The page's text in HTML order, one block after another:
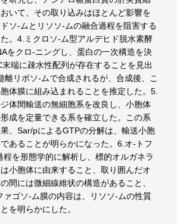
いて、その取り込みはほとんど影響を
ソ-ムとリソソ-ムの融合過程を阻害する
。4.ミクロソ-ム型アルデヒド脱水素酵
をクロ-ニングし、蛋白の一次構造を決
端に疎水性配列が存在することを見出
離リボソ-ムで合成されるが、合成後、こ
体膜に組み込まれることを推定した。5.
体間輸送の無細胞系を改良し、小胞体
成を定量できる系を確立した。この系
、Sar/pによるGTPの分解は、輸送小胞
あることが明らかになった。6.オ-トフ
程を形態学的に解析し、標的オルガネラ
小胞体に由来すること、取り囲んだオ
間には微細線維状の構造があること、
ァゴソ-ム膜の内容は、リソソ-ムの性質
を明らかにした。